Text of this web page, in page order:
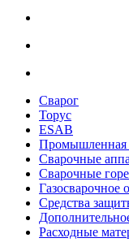
Сварог
Торус
ESAB
Промышленная
Сварочные
Сварочные
Газосварочное
Средства
Расходные